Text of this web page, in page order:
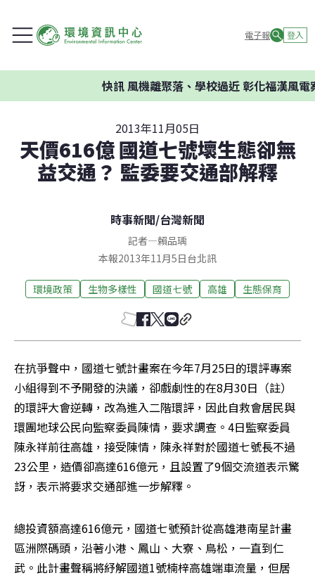
電子報 登入
快訊風機離聚落、學校過近 彰化福漢風電案
2013年11月05日
天價616億 國道七號壞生態卻無
益交通？ 監委要交通部解釋
時事新聞/台灣新聞
記者—賴品瑀
本報2013年11月5日台北訊
環境政策 生物多樣性 國道七號 高雄 生態保育
在抗爭聲中，國道七號計畫案在今年7月25日的環評專案
小組得到不予開發的決議，卻戲劇性的在8月30日（註）
的環評大會逆轉，改為進入二階環評，因此自救會居民與
環團地球公民向監察委員陳情，要求調查。4日監察委員
陳永祥前往高雄，接受陳情，陳永祥對於國道七號長不過
23公里，造價卻高達616億元，且設置了9個交流道表示驚
訝，表示將要求交通部進一步解釋。
總投資額高達616億元，國道七號預計從高雄港南星計畫
區洲際碼頭，沿著小港、鳳山、大寮、鳥松，一直到仁
武。此計畫聲稱將紓解國道1號楠梓高雄端車流量，但居